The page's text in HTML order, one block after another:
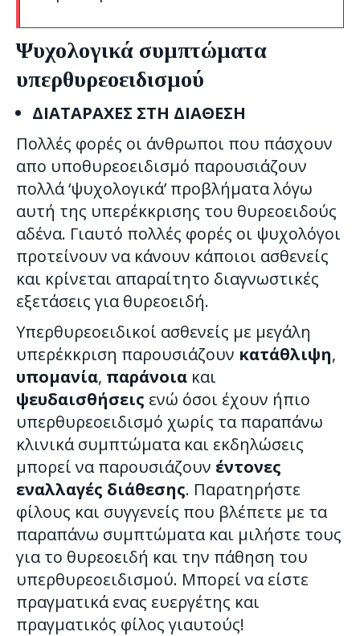
Ψυχολογικά συμπτώματα
υπερθυρεοειδισμού
ΔΙΑΤΑΡΑΧΕΣ ΣΤΗ ΔΙΑΘΕΣΗ
Πολλές φορές οι άνθρωποι που πάσχουν
απο υποθυρεοειδισμό παρουσιάζουν
πολλά ‘ψυχολογικά’ προβλήματα λόγω
αυτή της υπερέκκρισης του θυρεοειδούς
αδένα. Γιαυτό πολλές φορές οι ψυχολόγοι
προτείνουν να κάνουν κάποιοι ασθενείς
και κρίνεται απαραίτητο διαγνωστικές
εξετάσεις για θυρεοειδή.
Υπερθυρεοειδικοί ασθενείς με μεγάλη
υπερέκκριση παρουσιάζουν κατάθλιψη,
υπομανία, παράνοια και
ψευδαισθήσεις ενώ όσοι έχουν ήπιο
υπερθυρεοειδισμό χωρίς τα παραπάνω
κλινικά συμπτώματα και εκδηλώσεις
μπορεί να παρουσιάζουν έντονες
εναλλαγές διάθεσης. Παρατηρήστε
φίλους και συγγενείς που βλέπετε με τα
παραπάνω συμπτώματα και μιλήστε τους
για το θυρεοειδή και την πάθηση του
υπερθυρεοειδισμού. Μπορεί να είστε
πραγματικά ενας ευεργέτης και
πραγματικός φίλος γιαυτούς!